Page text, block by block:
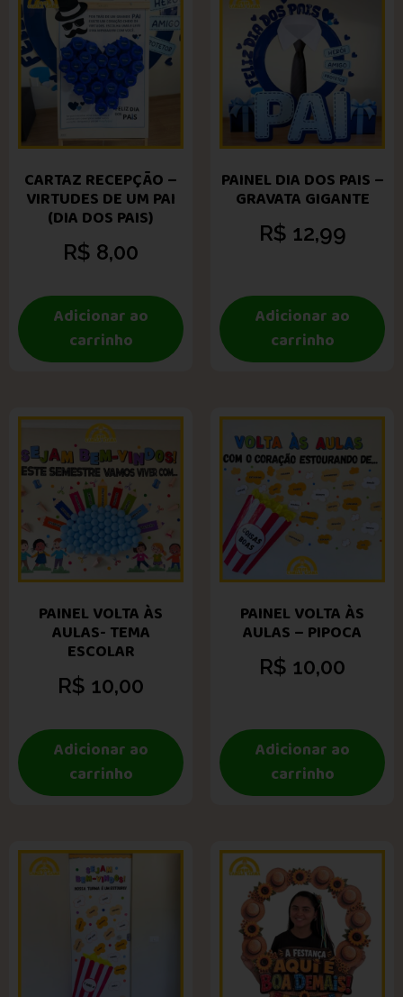
CARTAZ RECEPÇÃO –
VIRTUDES DE UM PAI
(DIA DOS PAIS)
R$ 8,00
Adicionar ao
carrinho
PAINEL DIA DOS PAIS –
GRAVATA GIGANTE
R$ 12,99
Adicionar ao
carrinho
PAINEL VOLTA ÀS
AULAS- TEMA
ESCOLAR
R$ 10,00
Adicionar ao
carrinho
PAINEL VOLTA ÀS
AULAS – PIPOCA
R$ 10,00
Adicionar ao
carrinho